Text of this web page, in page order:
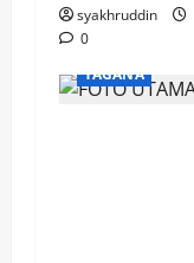
syakhruddin
0
TAGANA